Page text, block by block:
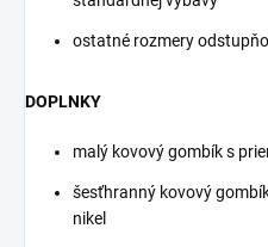
ostatné rozmery
DOPLNKY
malý kovový gombík s
šesťhranný kovový
nikel